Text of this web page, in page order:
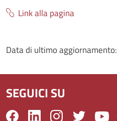
Link alla pagina
Data di ultimo aggiornamento:
SEGUICI SU